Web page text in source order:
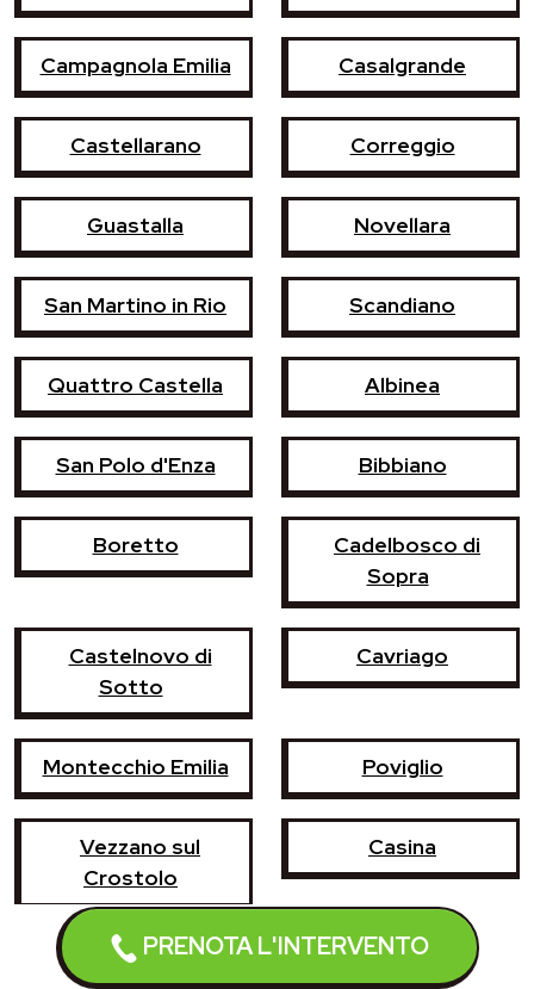
PRENOTA L'INTERVENTO
Campagnola Emilia Casalgrande
Castellarano Correggio
Guastalla Novellara
San Martino in Rio Scandiano
Quattro Castella Albinea
San Polo d'Enza Bibbiano
Boretto
Cadelbosco di
Sopra
Castelnovo di
Sotto
Cavriago
Montecchio Emilia Poviglio
Vezzano sul
Crostolo
Casina
Castelnovo ne'
Campegine